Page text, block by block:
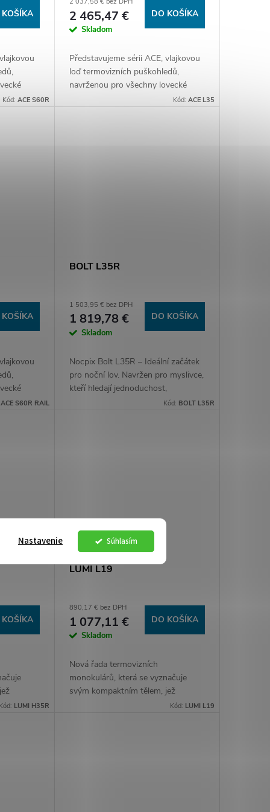
Súhlasím
Nastavenie
senzorem
Kód: ACE S60R
2 465,47 €
Skladom
DO KOŠÍKA
Představujeme sérii ACE, vlajkovou
loď termovizních puškohledů,
navrženou pro všechny lovecké
situace. Vybavena novým senzorem
Kód: ACE L35
senzorem
ACE S60R RAIL
BOLT L35R
1 503,95 € bez DPH
1 819,78 €
Skladom
DO KOŠÍKA
Nocpix Bolt L35R – Ideální začátek
pro noční lov. Navržen pro myslivce,
kteří hledají jednoduchost,
přehlednost a jistotu hned od
Kód: BOLT L35R
Díky
Kód: LUMI H35R
LUMI L19
890,17 € bez DPH
1 077,11 €
Skladom
DO KOŠÍKA
Nová řada termovizních
monokulárů, která se vyznačuje
svým kompaktním tělem, jež
nezapře své silné schopnosti. Díky
Kód: LUMI L19